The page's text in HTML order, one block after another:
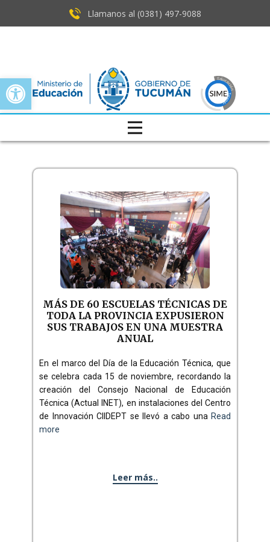
Open toolbar
Llamanos al (0381) ​497-9088
MÁS DE 60 ESCUELAS TÉCNICAS DE
TODA LA PROVINCIA EXPUSIERON
SUS TRABAJOS EN UNA MUESTRA
ANUAL
En el marco del Día de la Educación Técnica, que
se celebra cada 15 de noviembre, recordando la
creación del Consejo Nacional de Educación
Técnica (Actual INET), en instalaciones del Centro
de Innovación CIIDEPT se llevó a cabo una Read
more
Leer más..